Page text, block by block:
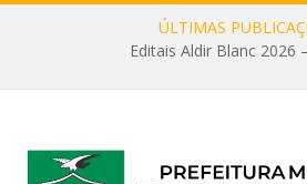
ÚLTIMAS
Editais Aldir Blanc 2026